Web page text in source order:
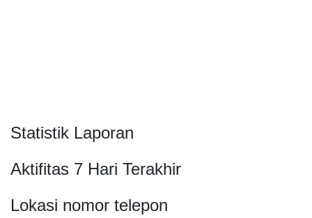
Statistik Laporan
Aktifitas 7 Hari Terakhir
Lokasi nomor telepon